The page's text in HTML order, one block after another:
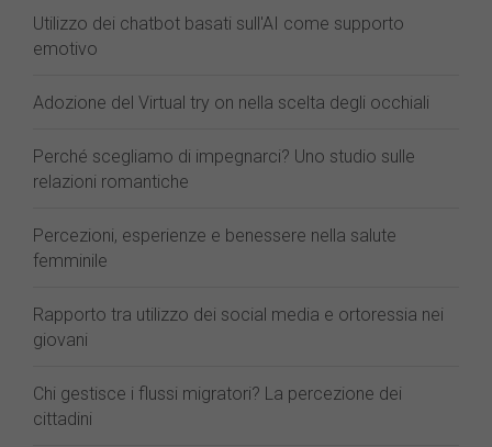
Utilizzo dei chatbot basati sull'AI come supporto
emotivo
Adozione del Virtual try on nella scelta degli occhiali
Perché scegliamo di impegnarci? Uno studio sulle
relazioni romantiche
Percezioni, esperienze e benessere nella salute
femminile
Rapporto tra utilizzo dei social media e ortoressia nei
giovani
Chi gestisce i flussi migratori? La percezione dei
cittadini